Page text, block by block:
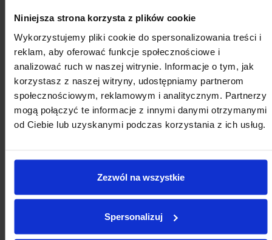
Niniejsza strona korzysta z plików cookie
Wykorzystujemy pliki cookie do spersonalizowania treści i
reklam, aby oferować funkcje społecznościowe i
analizować ruch w naszej witrynie. Informacje o tym, jak
korzystasz z naszej witryny, udostępniamy partnerom
społecznościowym, reklamowym i analitycznym. Partnerzy
mogą połączyć te informacje z innymi danymi otrzymanymi
od Ciebie lub uzyskanymi podczas korzystania z ich usług.
Zezwól na wszystkie
Spersonalizuj
SIERPNIA
2026
SIERPIEŃ